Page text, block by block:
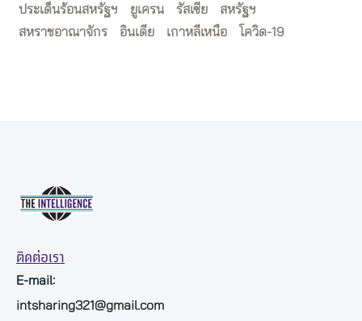
ประเด็นร้อนสหรัฐฯ
ยูเครน รัสเซีย
สหรัฐฯ
สหราชอาณาจักร
อินเดีย เกาหลีเหนือ โควิด-19
ติดต่อเรา
E-mail:
intsharing321@gmail.com